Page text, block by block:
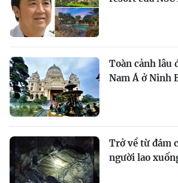
Toàn cảnh lâu
Nam Á ở Ninh
Trở về từ đám
người lao